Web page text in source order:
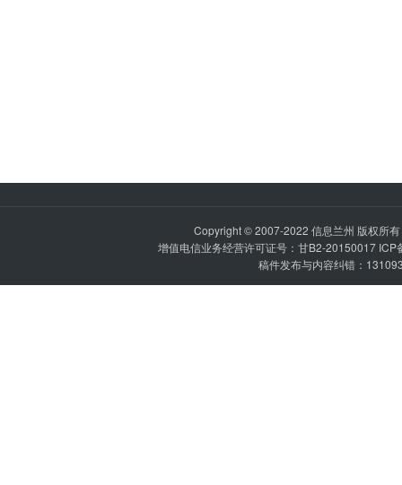
Copyright © 2007-2022 信息兰州 版权所
增值电信业务经营许可证号：甘B2-20150017 ICP
稿件发布与内容纠错：